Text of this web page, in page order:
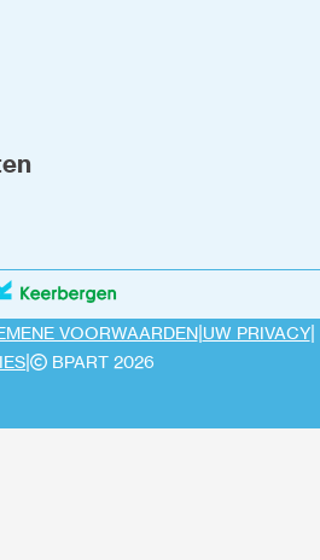
VOORWAARDEN| UW PRIVACY|
| BPART 2026